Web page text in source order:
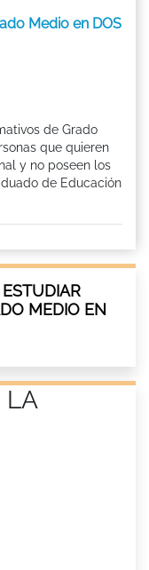
Medio en DOS
de Grado
que quieren
y no poseen los
de Educación
MEDIO EN
LA